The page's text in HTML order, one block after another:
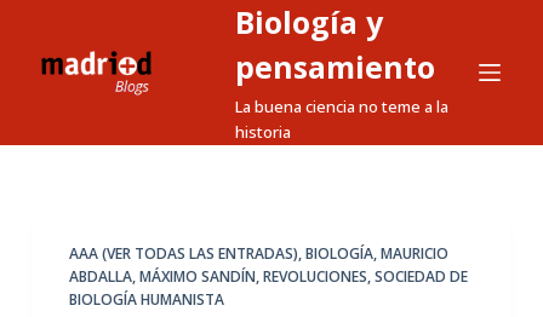
a
Biología y
pensamiento
La buena ciencia no teme a la
historia
AAA (VER TODAS LAS ENTRADAS),BIOLOGÍA,MAURICIO
ABDALLA,MÁXIMO SANDÍN,REVOLUCIONES,SOCIEDAD DE
BIOLOGÍA HUMANISTA